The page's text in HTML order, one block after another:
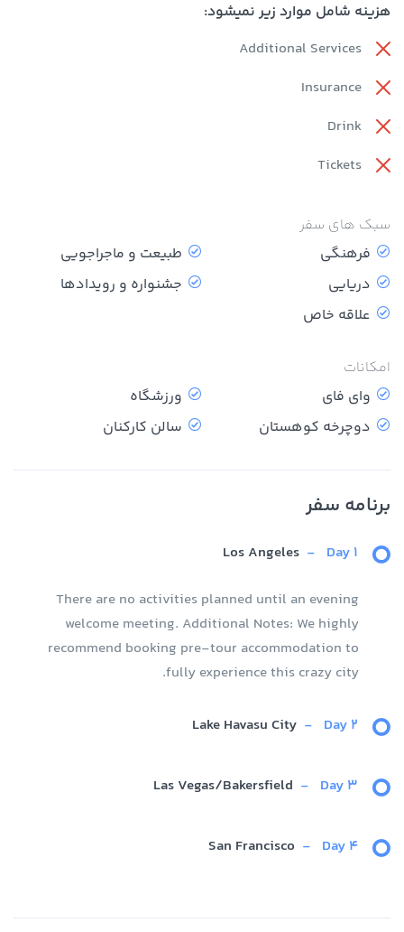
هزینه شامل موارد زیر نمیشود:
Additional Services
Insurance
Drink
Tickets
سبک های سفر
فرهنگی
طبیعت و ماجراجویی
دریایی
جشنواره و رویدادها
علاقه خاص
امکانات
وای فای
ورزشگاه
دوچرخه کوهستان
سالن کارکنان
برنامه سفر
Day 1
-
Los Angeles
There are no activities planned until an evening
welcome meeting. Additional Notes: We highly
recommend booking pre-tour accommodation to
fully experience this crazy city.
Day 2
-
Lake Havasu City
Day 3
-
Las Vegas/Bakersfield
Day 4
-
San Francisco